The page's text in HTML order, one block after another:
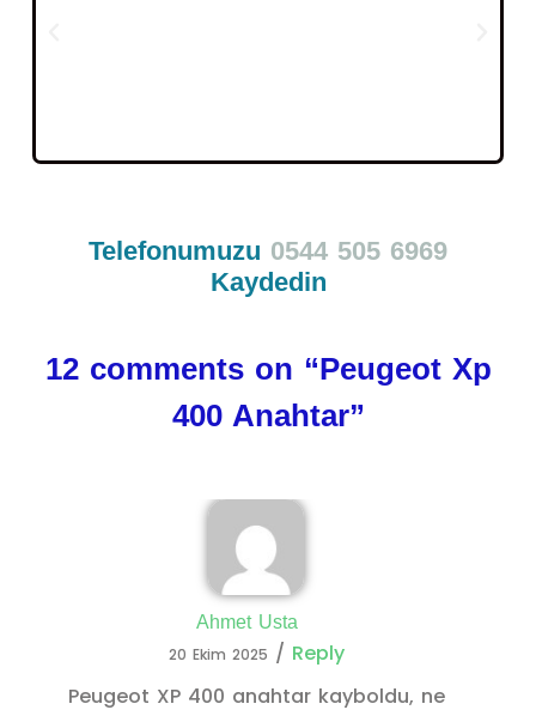
Telefonumuzu 0544 505 6969
Kaydedin
12 comments on “Peugeot Xp
400 Anahtar”
Ahmet Usta
20 Ekim 2025 / Reply
Peugeot XP 400 anahtar kayboldu, ne